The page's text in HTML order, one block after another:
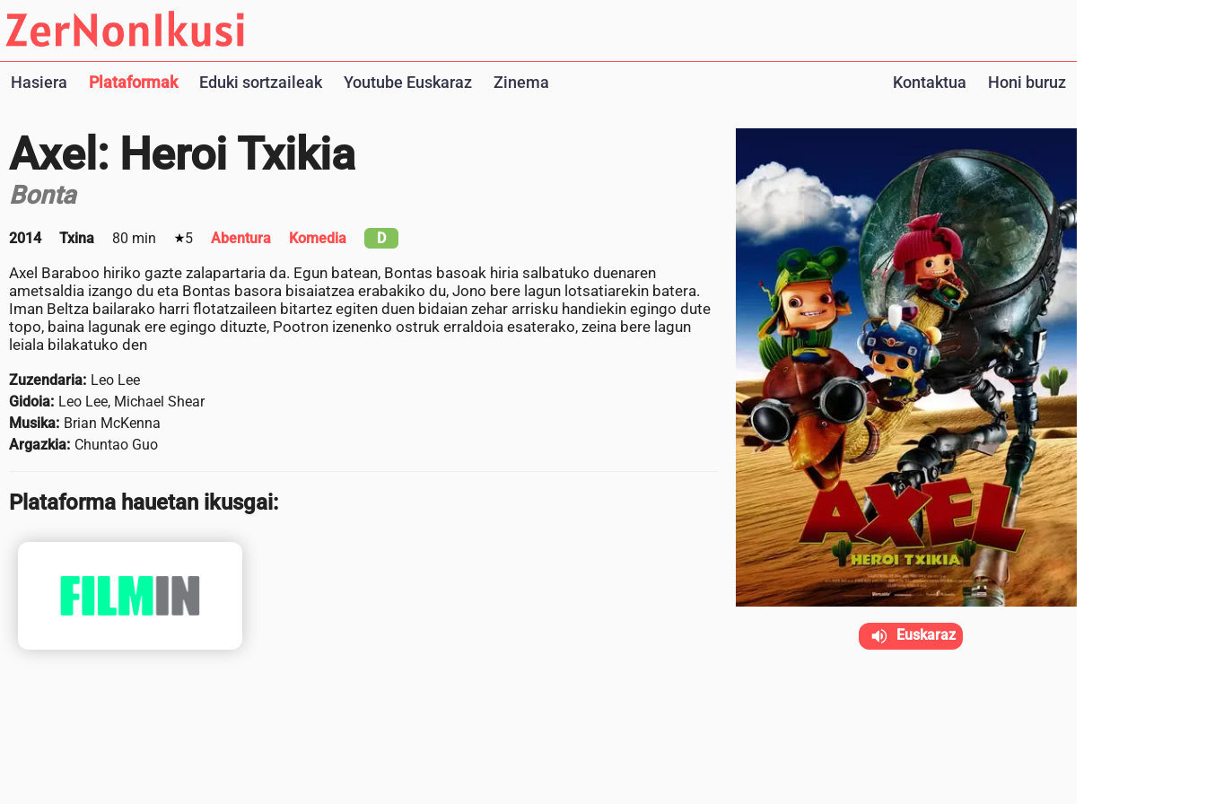
Hasiera Plataformak Eduki sortzaileak Youtube Euskaraz Zinema Kontaktua Honi buruz
Axel: Heroi Txikia
Bonta
2014 Txina 80 min 5 Abentura Komedia D
Axel Baraboo hiriko gazte zalapartaria da. Egun batean, Bontas basoak hiria salbatuko duenaren
ametsaldia izango du eta Bontas basora bisaiatzea erabakiko du, Jono bere lagun lotsatiarekin batera.
Iman Beltza bailarako harri flotatzaileen bitartez egiten duen bidaian zehar arrisku handiekin egingo dute
topo, baina lagunak ere egingo dituzte, Pootron izenenko ostruk erraldoia esaterako, zeina bere lagun
leiala bilakatuko den
Zuzendaria: Leo Lee
Gidoia: Leo Lee, Michael Shear
Musika: Brian McKenna
Argazkia: Chuntao Guo
Plataforma hauetan ikusgai:
Euskaraz